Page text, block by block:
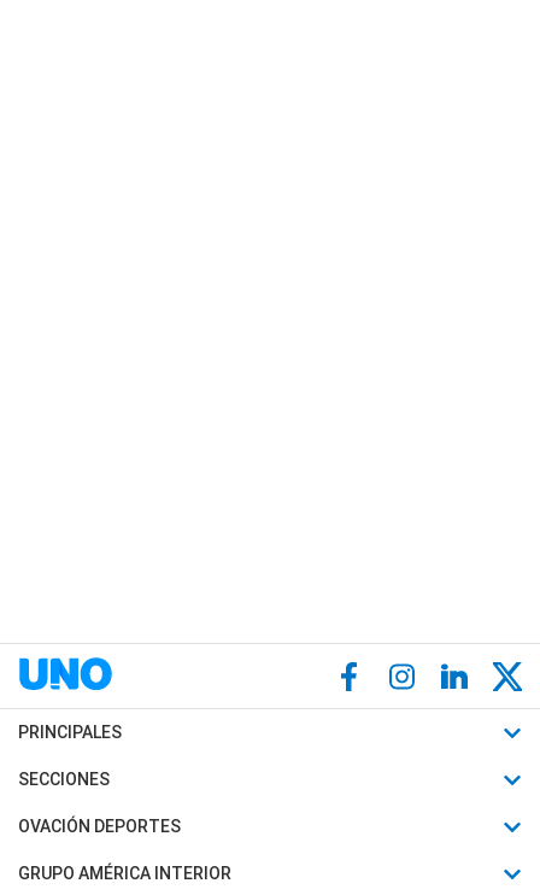
PRINCIPALES
Últimas Noticias
Política
SECCIONES
Horóscopo
Motores
OVACIÓN DEPORTES
Fútbol
GRUPO AMÉRICA INTERIOR